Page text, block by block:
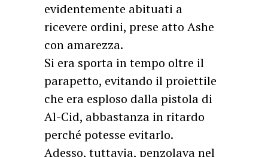
evidentemente abituati a
ricevere ordini, prese atto Ashe
con amarezza.
Si era sporta in tempo oltre il
parapetto, evitando il proiettile
che era esploso dalla pistola di
Al-Cid, abbastanza in ritardo
perché potesse evitarlo.
Adesso, tuttavia, penzolava nel